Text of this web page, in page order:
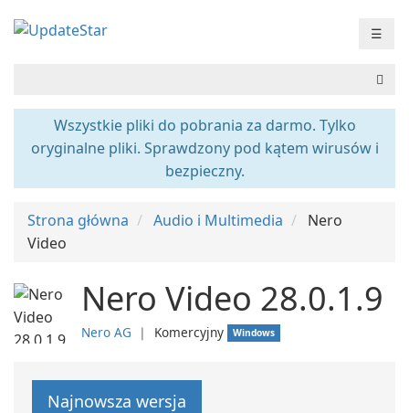
☰
Wszystkie pliki do pobrania za darmo. Tylko
oryginalne pliki. Sprawdzony pod kątem wirusów i
bezpieczny.
Strona główna Audio i Multimedia
Nero
Video
Nero Video 28.0.1.9
Nero AG ❘ Komercyjny Windows
Najnowsza wersja